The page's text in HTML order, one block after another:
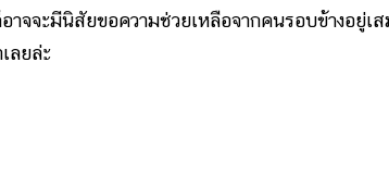
าจจะมีนิสัยขอความช่วยเหลือจากคนรอบข้างอยู่เ
ลยล่ะ